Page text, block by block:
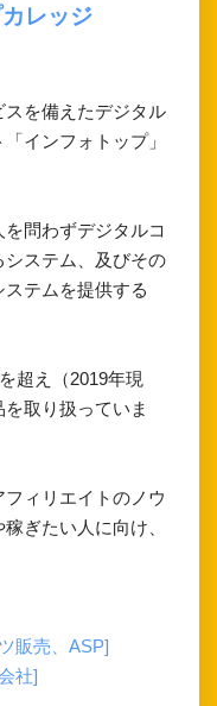
レッジ
を備えたデジタル
インフォトップ」
を問わずデジタルコ
ステム、及びその
テムを提供する
超え（2019年現
取り扱っていま
ィリエイトのノウ
ぎたい人に向け、
販売、ASP]
社]